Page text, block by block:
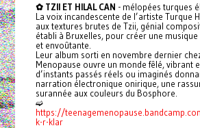
✿ TZII ET HILAL CAN - mélopées turques
La voix incandescente de l’artiste Turque
aux textures brutes de Tzii, génial
établi à Bruxelles, pour créer une
et envoûtante.
Leur album sorti en novembre dernier
Menopause ouvre un monde fêlé, vibrant
d’instants passés réels ou imaginés
narration électronique onirique, une
surannée aux couleurs du Bosphore.
➫
https://
k-r-klar